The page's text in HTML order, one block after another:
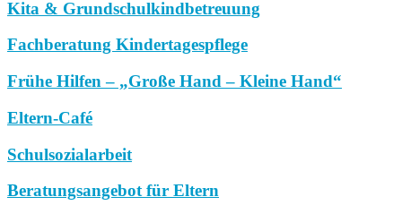
Kita & Grundschulkindbetreuung
Fachberatung Kindertagespflege
Frühe Hilfen – „Große Hand – Kleine Hand“
Eltern-Café
Schulsozialarbeit
Beratungsangebot für Eltern